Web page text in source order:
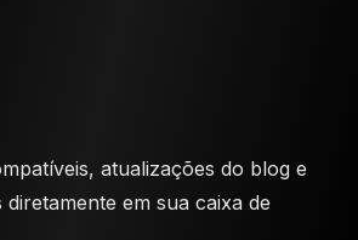
atualizações do blog e
em sua caixa de